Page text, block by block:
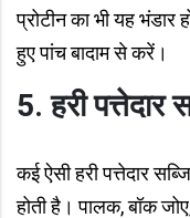
प्रोटीन का भी यह
हुए पांच बादाम से करें।
5. हरी
कई ऐसी हरी पत्तेदार
होती है। पालक, बॉक